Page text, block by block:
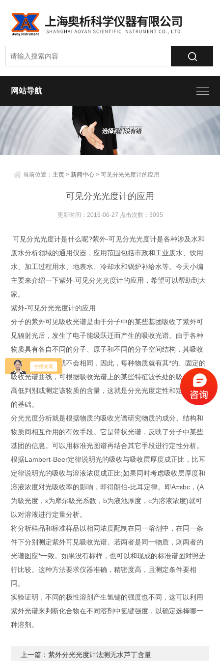
网站导航
当前位置： 主页 > 新闻中心 > 可见分光光度计的应用
可见分光光度计的应用
更新时间：2016-06-27 点击次数：3095
可见分光光度计是什么呢?紫外-可见分光光度计是各种涉及水和
废水分析领域的通用仪器，应用范围包括市政和工业废水、饮用
水、加工过程用水、地表水、冷却水和锅炉补给水等。今天小编
主要来介绍一下紫外-可见分光光度计的应用，希望可以帮助到大
家。
紫外-可见分光光度计的应用
分子的紫外可见吸收光谱是由于分子中的某些基团吸收了紫外可
见辐射光后，发生了电子能级跃迁而产生的吸收光谱。由于各种
物质具有各自不同的分子、原子和不同的分子空间结构，其吸收
光能量的情况也就不会相同，因此，每种物质就有其*的、固定的
吸收光谱曲线，可根据吸收光谱上的某些特征波长处的吸光度的
高低判别或测定该物质的含量，这就是分光光度定性和定量分析
的基础。
分光光度分析就是根据物质的吸收光谱研究物质的成分、结构和
物质间相互作用的有效手段。它是带状光谱，反映了分子中某些
基团的信息。可以用标准光图谱再结合其它手段进行定性分析。
根据Lambert-Beer定律说明光的吸收与吸收层厚度成正比，比耳
定律说明光的吸收与溶液浓度成正比;如果同时考虑吸收层厚度和
溶液浓度对光吸收率的影响，即得朗伯-比耳定律。即A=εbc，(A
为吸光度，ε为摩尔吸光系数，b为液池厚度，c为溶液浓度)就可
以对溶液进行定量分析。
将分析样品和标准样品以相同浓度配制在同一溶剂中，在同一条
件下分别测定紫外可见吸收光谱。若两者是同一物质，则两者的
光谱图应*一致。如果没有标样，也可以和现成的标准谱图对照进
行比较。这种方法要求仪器准确，精密度高，且测定条件要相
同。
实验证明，不同的极性溶剂产生氢键的强度也不同，这可以利用
紫外光谱来判断化合物在不同溶剂中氢键强度，以确定选择哪一
种溶剂。
上一篇：紫外分光光度计法测无水芦丁含量